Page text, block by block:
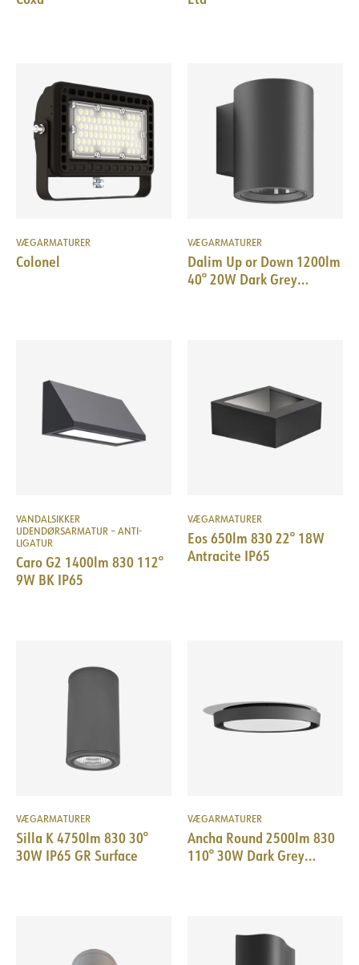
VÆGARMATURER
Colonel
VÆGARMATURER
Dalim Up or Down 1200lm
40° 20W Dark Grey
VANDALSIKKER
UDENDØRSARMATUR – ANTI-
LIGATUR
Caro G2 1400lm 830 112°
9W BK IP65
VÆGARMATURER
Eos 650lm 830 22° 18W
Antracite IP65
VÆGARMATURER
Silla K 4750lm 830 30°
30W IP65 GR Surface
VÆGARMATURER
Ancha Round 2500lm 830
110° 30W Dark Grey